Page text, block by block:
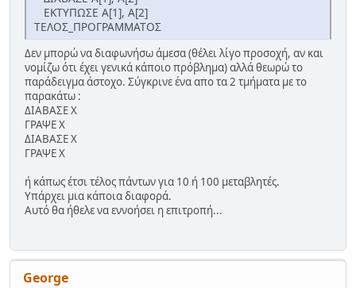
ΕΚΤΥΠΩΣΕ Α[1], Α[2]
ΤΕΛΟΣ_ΠΡΟΓΡΑΜΜΑΤΟΣ
Δεν μπορώ να διαφωνήσω άμεσα (θέλει λίγο προσοχή, αν και
νομίζω ότι έχει γενικά κάποιο πρόβλημα) αλλά θεωρώ το
παράδειγμα άστοχο. Σύγκρινε ένα απο τα 2 τμήματα με το
παρακάτω :
ΔΙΑΒΑΣΕ Χ
ΓΡΑΨΕ Χ
ΔΙΑΒΑΣΕ Χ
ΓΡΑΨΕ Χ
ή κάπως έτσι τέλος πάντων για 10 ή 100 μεταβλητές.
Υπάρχει μια κάποια διαφορά.
Αυτό θα ήθελε να εννοήσει η επιτροπή...
George